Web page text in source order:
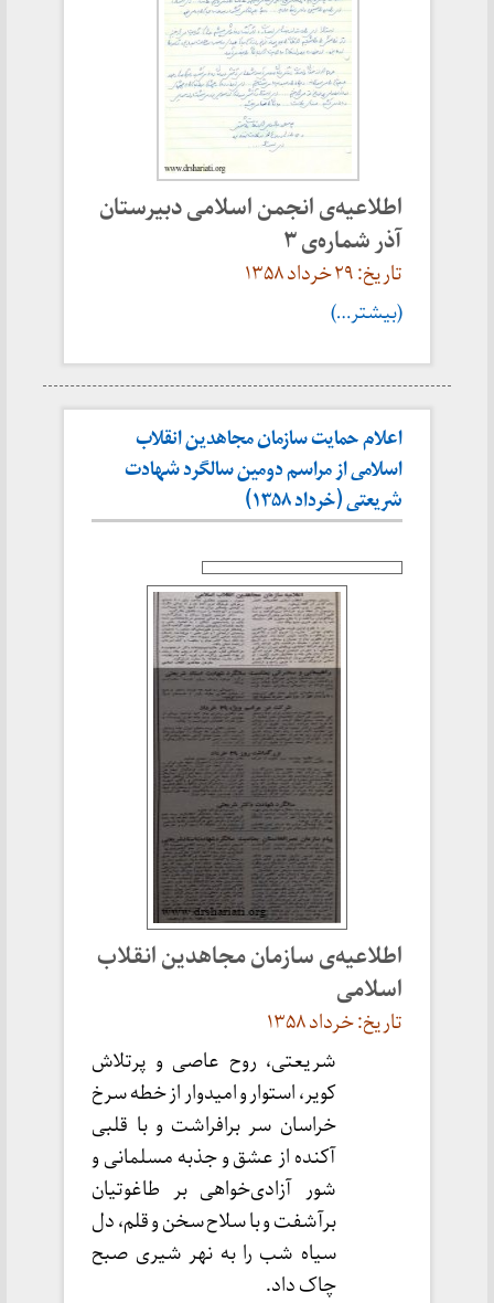
اطلاعیه‌ی انجمن اسلامی دبیرستان
آذر شماره‌ی ۳
تاریخ: ۲۹ خرداد ۱۳۵۸
(بیشتر…)
اعلام حمایت سازمان مجاهدین انقلاب
اسلامی از مراسم دومین سالگرد شهادت
شریعتی (خرداد ۱۳۵۸)
اطلاعیه‌ی سازمان مجاهدین انقلاب
اسلامی
تاریخ: خرداد ۱۳۵۸
شریعتی، روح عاصی و پرتلاش
کویر، استوار و امیدوار از خطه سرخ
خراسان سر برافراشت و با قلبی
آکنده از عشق و جذبه مسلمانی و
شور آزادی‌خواهی بر طاغوتیان
برآشفت و با سلاح سخن و قلم، دل
سیاه شب را به نهر شیری صبح
چاک داد.